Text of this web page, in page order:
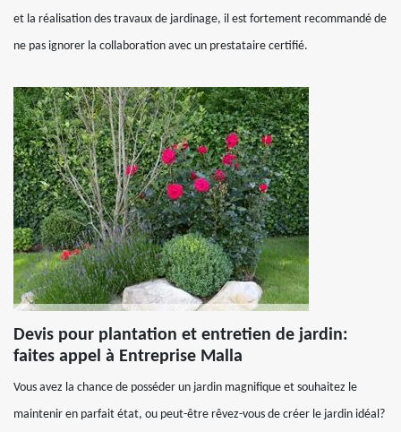
et la réalisation des travaux de jardinage, il est fortement recommandé de
ne pas ignorer la collaboration avec un prestataire certifié.
Devis pour plantation et entretien de jardin:
faites appel à Entreprise Malla
Vous avez la chance de posséder un jardin magnifique et souhaitez le
maintenir en parfait état, ou peut-être rêvez-vous de créer le jardin idéal?